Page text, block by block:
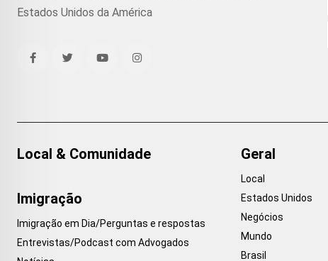
Estados Unidos da América
Local & Comunidade
Imigração
Imigração em Dia/Perguntas e respostas
Entrevistas/Podcast com Advogados
Geral
Local
Estados Unidos
Negócios
Mundo
Brasil